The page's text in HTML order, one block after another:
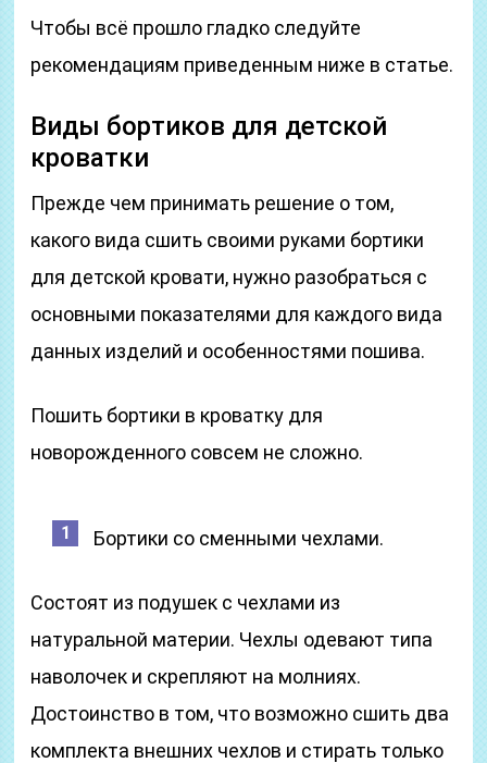
Чтобы всё прошло гладко следуйте
рекомендациям приведенным ниже в статье.
Виды бортиков для детской
кроватки
Прежде чем принимать решение о том,
какого вида сшить своими руками бортики
для детской кровати, нужно разобраться с
основными показателями для каждого вида
данных изделий и особенностями пошива.
Пошить бортики в кроватку для
новорожденного совсем не сложно.
Бортики со сменными чехлами.
Состоят из подушек с чехлами из
натуральной материи. Чехлы одевают типа
наволочек и скрепляют на молниях.
Достоинство в том, что возможно сшить два
комплекта внешних чехлов и стирать только